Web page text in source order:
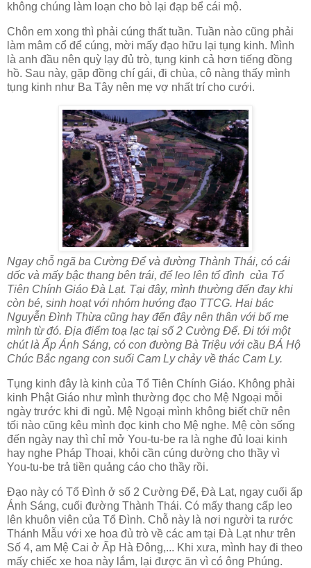
không chúng làm loạn cho bò lại đạp bể cái mộ.
Chôn em xong thì phải cúng thất tuần. Tuần nào cũng phải
làm mâm cổ để cúng, mời mấy đạo hữu lại tụng kinh. Mình
là anh đầu nên quỳ lạy đủ trò, tụng kinh cả hơn tiếng đồng
hồ. Sau này, gặp đồng chí gái, đi chùa, cô nàng thấy mình
tụng kinh như Ba Tây nên mẹ vợ nhất trí cho cưới.
Ngay chỗ ngã ba Cường Để và đường Thành Thái, có cái
dốc và mấy bậc thang bên trái, để leo lên tổ đình của Tổ
Tiên Chính Giáo Đà Lạt. Tại đây, mình thường đến đay khi
còn bé, sinh hoạt với nhóm hướng đạo TTCG. Hai bác
Nguyễn Đình Thừa cũng hay đến đây nên thân với bố mẹ
mình từ đó. Địa điểm toạ lạc tại số 2 Cường Để. Đi tới một
chút là Ấp Ánh Sáng, có con đường Bà Triệu với cầu BÁ Hộ
Chúc Bắc ngang con suối Cam Ly chảy về thác Cam Ly.
Tụng kinh đây là kinh của Tổ Tiên Chính Giáo. Không phải
kinh Phật Giáo như mình thường đọc cho Mệ Ngoại mỗi
ngày trước khi đi ngủ. Mệ Ngoại mình không biết chữ nên
tối nào cũng kêu mình đọc kinh cho Mệ nghe. Mệ còn sống
đến ngày nay thì chỉ mở You-tu-be ra là nghe đủ loại kinh
hay nghe Pháp Thoại, khỏi cần cúng dường cho thầy vì
You-tu-be trả tiền quảng cáo cho thầy rồi.
Đạo này có Tổ Đình ở số 2 Cường Để, Đà Lạt, ngay cuối ấp
Ánh Sáng, cuối đường Thành Thái. Có mấy thang cấp leo
lên khuôn viên của Tổ Đình. Chỗ này là nơi người ta rước
Thánh Mẫu với xe hoa đủ trò về các am tại Đà Lạt như trên
Số 4, am Mệ Cai ở Ấp Hà Đông,... Khi xưa, mình hay đi theo
mấy chiếc xe hoa này lắm, lại được ăn vì có ông Phúng.